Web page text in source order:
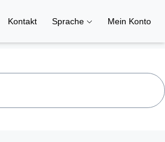
Kontakt Sprache Mein Konto